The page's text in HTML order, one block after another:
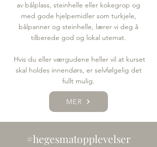
av bålplass, steinhelle eller kokegrop og
med gode hjelpemidler som turkjele,
bålpanner og steinhelle, lærer vi deg å
tilberede god og lokal utemat.
Hvis du eller værgudene heller vil at kurset
skal holdes innendørs, er selvfølgelig det
fullt mulig.
MER
#hegesmatopplevelser